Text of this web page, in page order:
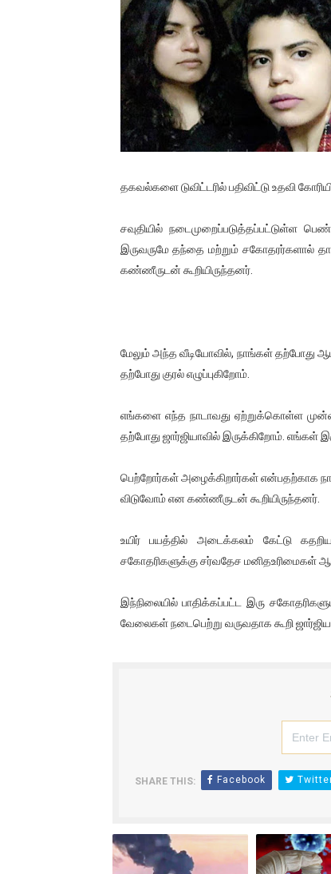
பாலச்சந்திரன் மற்றும்
பிரிட்டனால் கடத்தப்படும்
வர்ராரு...வர்ராரு...
கைது செய்யப்பட்ட இளைஞன்
தடுப்பூசியை பெற்றுக்
சிறுமியை பாலியல்
பிரபல நடிகை
வடிவேலுவுக்கு நீதிமன்றம்
தியாகதீபம் லெப்.கேணல்
இளையராஜா – கமல் அவசர
ஜனாதிபதி ஐக்கிய
வலிமை தான் அஜித்
தகவல்களை டுவிட்டரில் பதிவிட்டு உதவி
சவுதியில் நடைமுறைப்படுத்தப்பட்டுள்ள
இருவருமே தந்தை மற்றும் சகோதரர்களால்
கண்ணீருடன் கூறியிருந்தனர்.
மேலும் அந்த வீடியோவில், நாங்கள் தற்போது
தற்போது குரல் எழுப்புகிறோம்.
எங்களை எந்த நாடாவது ஏற்றுக்கொள்ள
தற்போது ஜார்ஜியாவில் இருக்கிறோம். எங்கள்
பெற்றோர்கள் அழைக்கிறார்கள் என்பதற்காக
விடுவோம் என கண்ணீருடன் கூறியிருந்தனர்.
உயிர் பயத்தில் அடைக்கலம் கேட்டு
சகோதரிகளுக்கு சர்வதேச
இந்நிலையில் பாதிக்கப்பட்ட இரு
வேலைகள் நடைபெற்று வருவதாக கூறி
SHARE THIS: Facebook